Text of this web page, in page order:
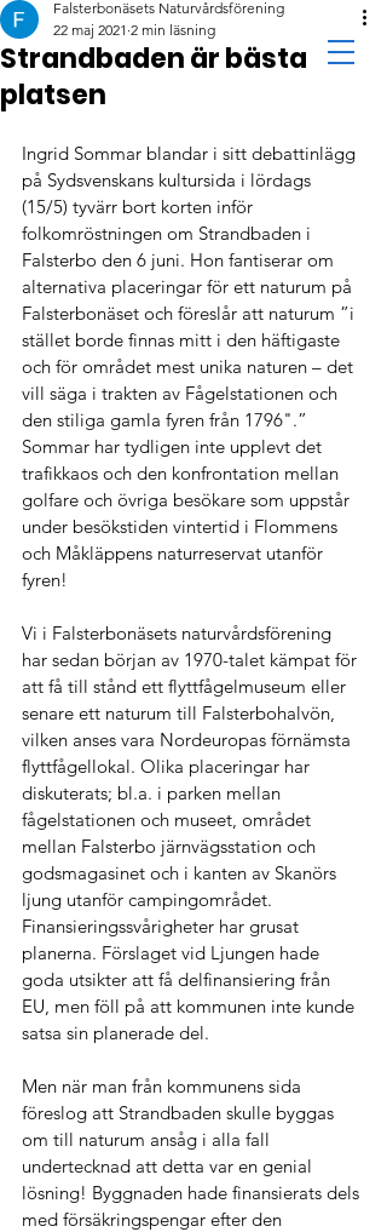
Strandbaden är bästa
platsen
Falsterbonäsets Naturvårdsförening
22 maj 2021 2 min läsning
Ingrid Sommar blandar i sitt debattinlägg
på Sydsvenskans kultursida i lördags
(15/5) tyvärr bort korten inför
folkomröstningen om Strandbaden i
Falsterbo den 6 juni. Hon fantiserar om
alternativa placeringar för ett naturum på
Falsterbonäset och föreslår att naturum ”i
stället borde finnas mitt i den häftigaste
och för området mest unika naturen – det
vill säga i trakten av Fågelstationen och
den stiliga gamla fyren från 1796".”
Sommar har tydligen inte upplevt det
trafikkaos och den konfrontation mellan
golfare och övriga besökare som uppstår
under besökstiden vintertid i Flommens
och Måkläppens naturreservat utanför
fyren!
Vi i Falsterbonäsets naturvårdsförening
har sedan början av 1970-talet kämpat för
att få till stånd ett flyttfågelmuseum eller
senare ett naturum till Falsterbohalvön,
vilken anses vara Nordeuropas förnämsta
flyttfågellokal. Olika placeringar har
diskuterats; bl.a. i parken mellan
fågelstationen och museet, området
mellan Falsterbo järnvägsstation och
godsmagasinet och i kanten av Skanörs
ljung utanför campingområdet.
Finansieringssvårigheter har grusat
planerna. Förslaget vid Ljungen hade
goda utsikter att få delfinansiering från
EU, men föll på att kommunen inte kunde
satsa sin planerade del.
Men när man från kommunens sida
föreslog att Strandbaden skulle byggas
om till naturum ansåg i alla fall
undertecknad att detta var en genial
lösning! Byggnaden hade finansierats dels
med försäkringspengar efter den